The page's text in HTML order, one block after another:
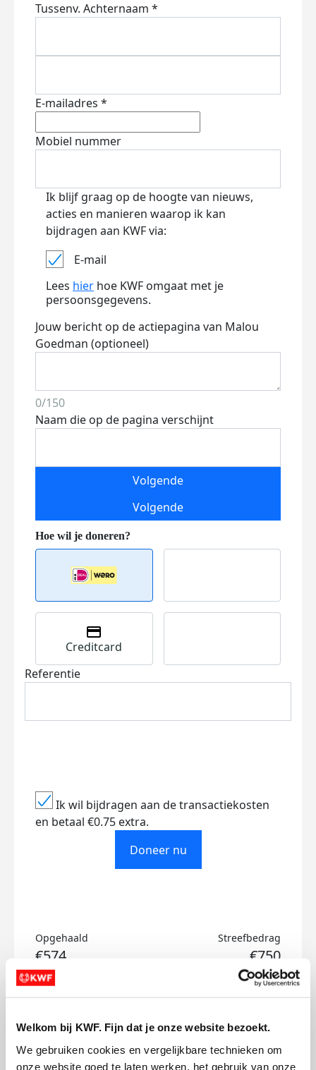
Welkom bij KWF. Fijn dat je onze website bezoekt.
We gebruiken cookies en vergelijkbare technieken om
onze website goed te laten werken, het gebruik van onze
Tussenv. Achternaam *
E-mailadres *
Mobiel nummer
Ik blijf graag op de hoogte van nieuws,
acties en manieren waarop ik kan
bijdragen aan KWF via:
E-mail
Lees hier hoe KWF omgaat met je
persoonsgegevens.
Jouw bericht op de actiepagina van Malou
Goedman (optioneel)
0/150
Naam die op de pagina verschijnt
Volgende
Volgende
Creditcard
Referentie
Ik wil bijdragen aan de transactiekosten
en betaal €0.75 extra.
Doneer nu
Opgehaald
€574
Streefbedrag
€750
Doneer
Malou's badges